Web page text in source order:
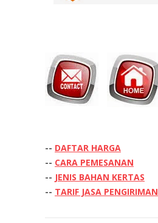
-- DAFTAR HARGA
-- CARA PEMESANAN
-- JENIS BAHAN KERTAS
-- TARIF JASA PENGIRIMAN